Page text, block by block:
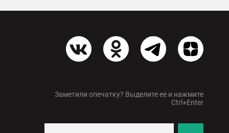
Заметили опечатку? Выделите ее и нажмите
Ctrl+Enter